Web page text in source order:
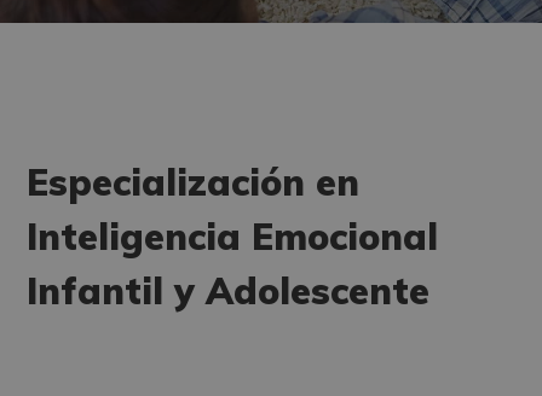
Especialización en
Inteligencia Emocional
Infantil y Adolescente